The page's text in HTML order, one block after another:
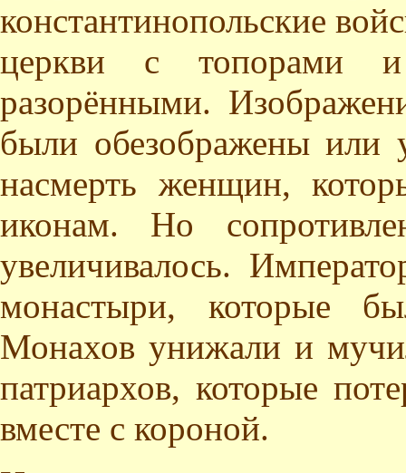
константинопольские
церкви с топорами
разорёнными.
были обезображены или
насмерть женщин,
иконам. Но
увеличивалось.
монастыри, которые
Монахов унижали и
патриархов, которые
вместе с короной.